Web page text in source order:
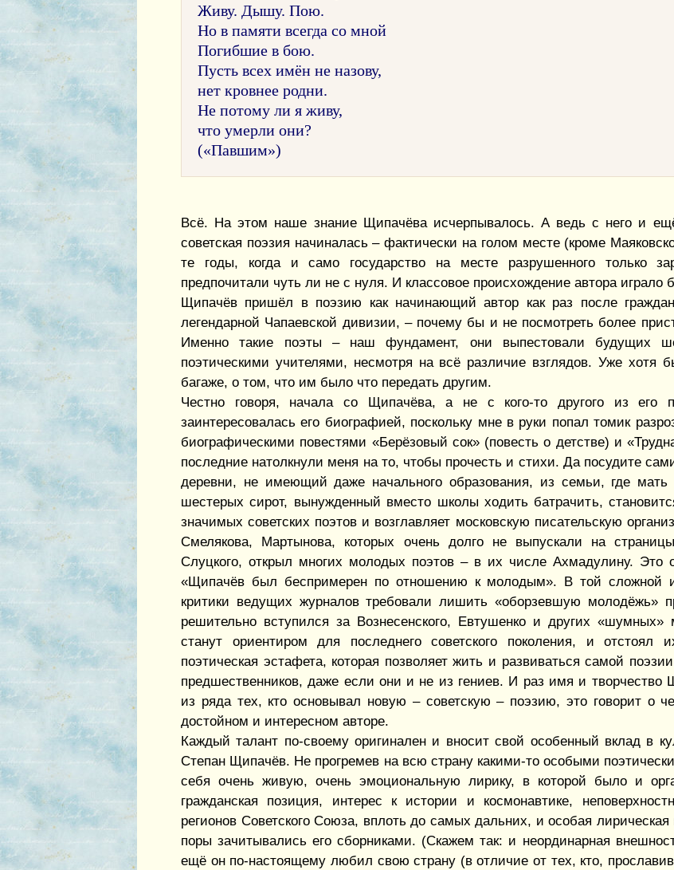
Живу. Дышу. Пою.
Но в памяти всегда со мной
Погибшие в бою.
Пусть всех имён не назову,
нет кровнее родни.
Не потому ли я живу,
что умерли они?
(«Павшим»)
Всё. На этом наше знание Щипачёва исчерпывалось. А ведь с него и
советская поэзия начиналась – фактически на голом месте (кроме
те годы, когда и само государство на месте разрушенного только
предпочитали чуть ли не с нуля. И классовое происхождение автора играло
Щипачёв пришёл в поэзию как начинающий автор как раз после
легендарной Чапаевской дивизии, – почему бы и не посмотреть более
Именно такие поэты – наш фундамент, они выпестовали будущих
поэтическими учителями, несмотря на всё различие взглядов. Уже хотя
багаже, о том, что им было что передать другим.
Честно говоря, начала со Щипачёва, а не с кого-то другого из его
заинтересовалась его биографией, поскольку мне в руки попал томик
биографическими повестями «Берёзовый сок» (повесть о детстве) и
последние натолкнули меня на то, чтобы прочесть и стихи. Да посудите
деревни, не имеющий даже начального образования, из семьи, где
шестерых сирот, вынужденный вместо школы ходить батрачить,
значимых советских поэтов и возглавляет московскую писательскую
Смелякова, Мартынова, которых очень долго не выпускали на
Слуцкого, открыл многих молодых поэтов – в их числе Ахмадулину. Это
«Щипачёв был беспримерен по отношению к молодым». В той сложной
критики ведущих журналов требовали лишить «оборзевшую молодёжь»
решительно вступился за Вознесенского, Евтушенко и других
станут ориентиром для последнего советского поколения, и
поэтическая эстафета, которая позволяет жить и развиваться самой
предшественников, даже если они и не из гениев. И раз имя и
из ряда тех, кто основывал новую – советскую – поэзию, это говорит о
достойном и интересном авторе.
Каждый талант по-своему оригинален и вносит свой особенный вклад в
Степан Щипачёв. Не прогремев на всю страну какими-то особыми
себя очень живую, очень эмоциональную лирику, в которой было и
гражданская позиция, интерес к истории и космонавтике,
регионов Советского Союза, вплоть до самых дальних, и особая
поры зачитывались его сборниками. (Скажем так: и неординарная
ещё он по-настоящему любил свою страну (в отличие от тех, кто,